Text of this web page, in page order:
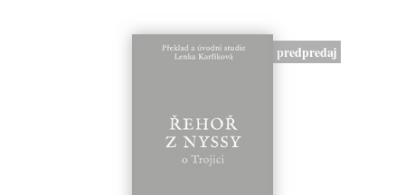
predpredaj